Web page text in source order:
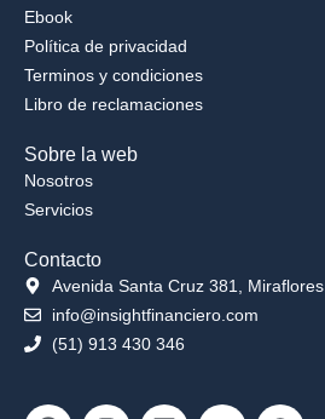
Ebook
Política de privacidad
Terminos y condiciones
Libro de reclamaciones
Sobre la web
Nosotros
Servicios
Contacto
Avenida Santa Cruz 381, Miraflores
info@insightfinanciero.com
(51) 913 430 346